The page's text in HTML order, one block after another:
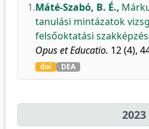
1.Máté-Szabó, B. É.,
tanulási mintázatok
felsőoktatási
Opus et Educatio. 12 (4),
doi DEA
2023